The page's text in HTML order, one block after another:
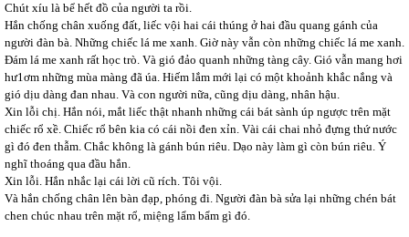
Chút xíu là bể hết đồ của người ta rồi.
Hắn chống chân xuống đất, liếc vội hai cái thúng ở hai đầu quang gánh của
người đàn bà. Những chiếc lá me xanh. Giờ này vẫn còn những chiếc lá me xanh.
Đám lá me xanh rất học trò. Và gió đảo quanh những tàng cây. Gió vẫn mang hơi
hư1ơm những mùa màng đã úa. Hiếm lắm mới lại có một khoảnh khắc nắng và
gió dịu dàng đan nhau. Và con người nữa, cũng dịu dàng, nhân hậu.
Xin lỗi chị. Hắn nói, mắt liếc thật nhanh những cái bát sành úp ngược trên mặt
chiếc rổ xề. Chiếc rổ bên kia có cái nồi đen xỉn. Vài cái chai nhỏ đựng thứ nước
gì đó đen thẫm. Chắc không là gánh bún riêu. Dạo này làm gì còn bún riêu. Ý
nghĩ thoáng qua đầu hắn.
Xin lỗi. Hắn nhắc lại cái lời cũ rích. Tôi vội.
Và hắn chống chân lên bàn đạp, phóng đi. Người đàn bà sửa lại những chén bát
chen chúc nhau trên mặt rổ, miệng lẩm bẩm gì đó.